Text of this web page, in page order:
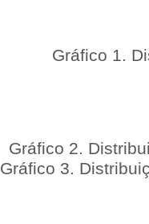
Gráfico 1.
Gráfico 2.
Gráfico 3.